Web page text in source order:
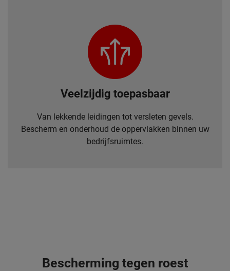
Veelzijdig toepasbaar
Van lekkende leidingen tot versleten gevels.
Bescherm en onderhoud de oppervlakken binnen uw
bedrijfsruimtes.
Bescherming tegen roest